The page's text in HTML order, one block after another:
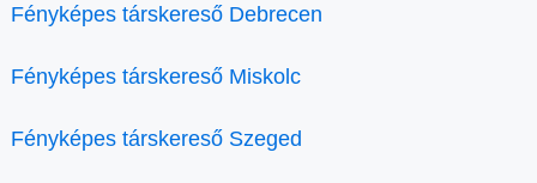
Fényképes társkereső Debrecen
Fényképes társkereső Miskolc
Fényképes társkereső Szeged